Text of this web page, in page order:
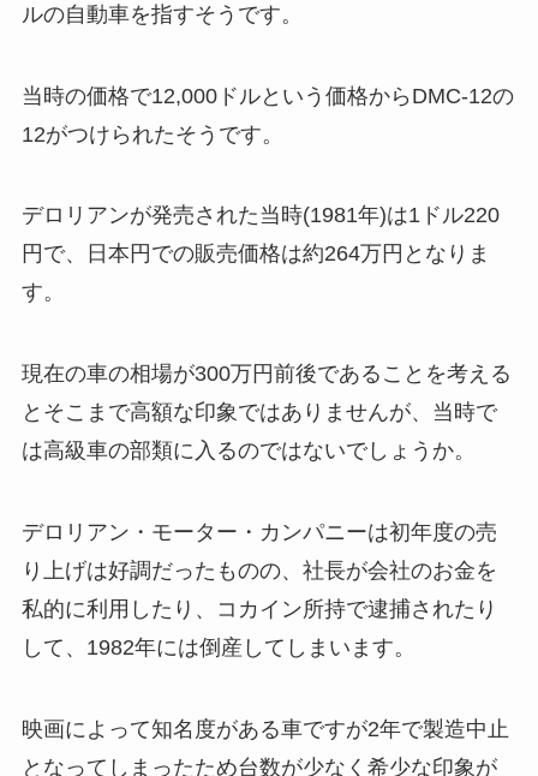
ルの自動車を指すそうです。
当時の価格で12,000ドルという価格からDMC-12の
12がつけられたそうです。
デロリアンが発売された当時(1981年)は1ドル220
円で、日本円での販売価格は約264万円となりま
す。
現在の車の相場が300万円前後であることを考える
とそこまで高額な印象ではありませんが、当時で
は高級車の部類に入るのではないでしょうか。
デロリアン・モーター・カンパニーは初年度の売
り上げは好調だったものの、社長が会社のお金を
私的に利用したり、コカイン所持で逮捕されたり
して、1982年には倒産してしまいます。
映画によって知名度がある車ですが2年で製造中止
となってしまったため台数が少なく希少な印象が